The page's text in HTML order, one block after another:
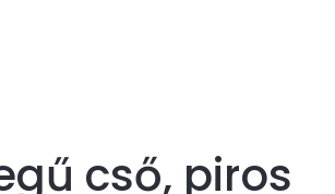
cső, piros